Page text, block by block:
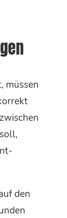
müssen
den